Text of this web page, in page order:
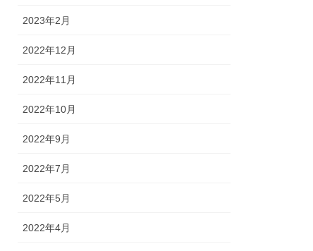
2023年2月
2022年12月
2022年11月
2022年10月
2022年9月
2022年7月
2022年5月
2022年4月